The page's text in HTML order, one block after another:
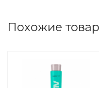
Похожие